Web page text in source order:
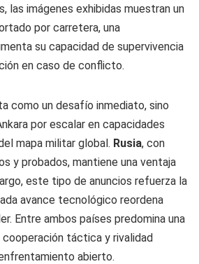
las imágenes exhibidas muestran un
por carretera, una
su capacidad de supervivencia
en caso de conflicto.
como un desafío inmediato, sino
por escalar en capacidades
mapa militar global. Rusia, con
y probados, mantiene una ventaja
este tipo de anuncios refuerza la
avance tecnológico reordena
Entre ambos países predomina una
táctica y rivalidad
abierto.